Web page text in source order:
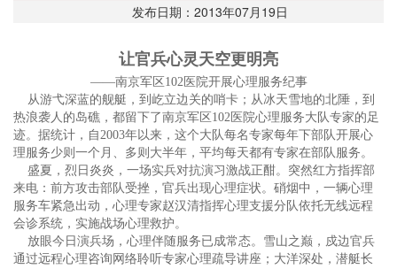
发布日期：2013年07月19日
让官兵心灵天空更明亮
——南京军区102医院开展心理服务纪事
从游弋深蓝的舰艇，到屹立边关的哨卡；从冰天雪地的北陲，到
热浪袭人的岛礁，都留下了南京军区102医院心理服务大队专家的足
迹。据统计，自2003年以来，这个大队每名专家每年下部队开展心
理服务少则一个月、多则大半年，平均每天都有专家在部队服务。
盛夏，烈日炎炎，一场实兵对抗演习激战正酣。突然红方指挥部
来电：前方攻击部队受挫，官兵出现心理症状。硝烟中，一辆心理
服务车紧急出动，心理专家赵汉清指挥心理支援分队依托无线远程
会诊系统，实施战场心理救护。
放眼今日演兵场，心理伴随服务已成常态。雪山之巅，戍边官兵
通过远程心理咨询网络聆听专家心理疏导讲座；大洋深处，潜艇长